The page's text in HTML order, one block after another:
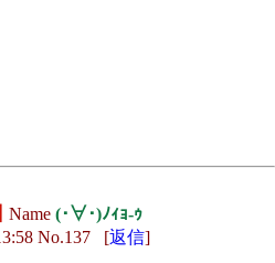
Name (･∀･)ﾉｨｮ-ｩ
No.137 [返信]